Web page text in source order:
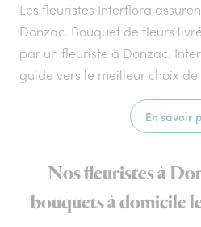
Les fleuristes Interflora
Donzac. Bouquet de fleurs
par un fleuriste à Donzac.
guide vers le meilleur choix
En savoir
Nos fleuristes à
bouquets à domicile